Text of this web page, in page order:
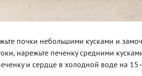
почки небольшими кусками и
нарежьте печенку средними
и сердце в холодной воде на